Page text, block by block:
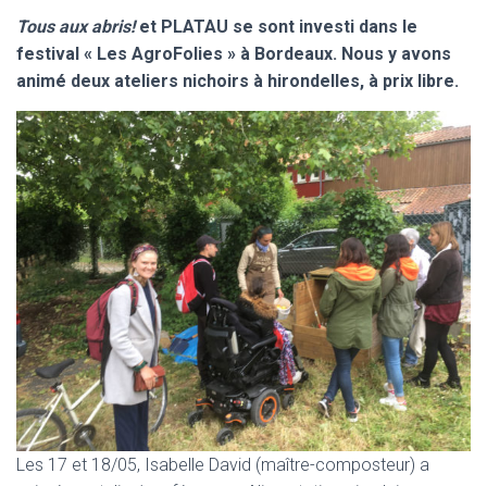
Tous aux abris!et PLATAU se sont investi dans le
festival « Les AgroFolies » à Bordeaux. Nous y avons
animé deux ateliers nichoirs à hirondelles, à prix libre.
Les 17 et 18/05, Isabelle David (maître-composteur) a